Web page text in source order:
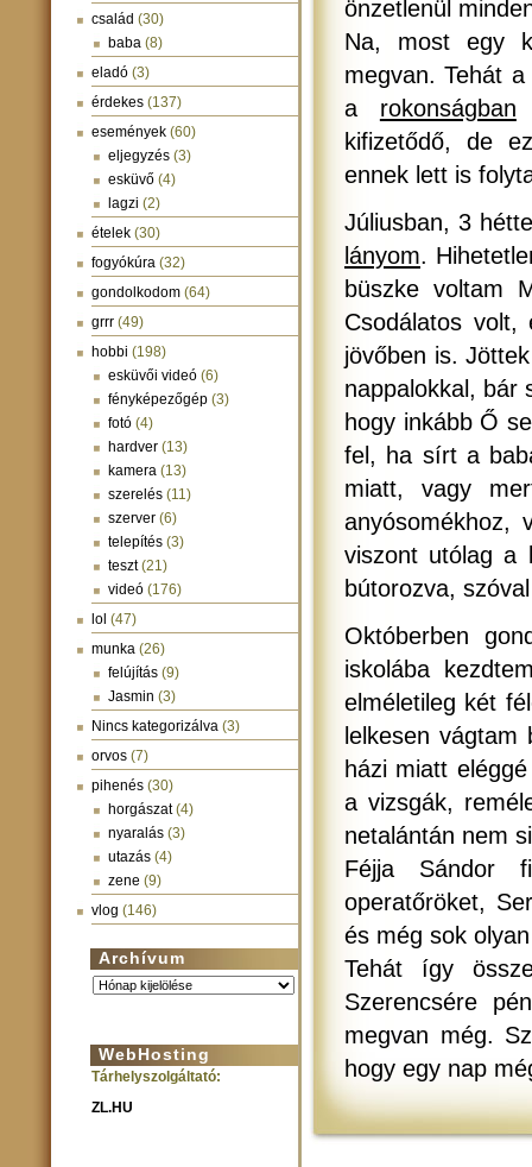
család (30)
baba (8)
eladó (3)
érdekes (137)
események (60)
eljegyzés (3)
esküvő (4)
lagzi (2)
ételek (30)
fogyókúra (32)
gondolkodom (64)
grrr (49)
hobbi (198)
esküvői videó (6)
fényképezőgép (3)
fotó (4)
hardver (13)
kamera (13)
szerelés (11)
szerver (6)
telepítés (3)
teszt(21)
videó (176)
lol (47)
munka (26)
felújítás (9)
Jasmin (3)
Nincs kategorizálva (3)
orvos (7)
pihenés (30)
horgászat(4)
nyaralás (3)
utazás (4)
zene (9)
vlog (146)
Archívum
Archívum
WebHosting
Tárhelyszolgáltató:
ZL.HU
önzetlenül
Na, most egy
megvan. Tehát
a rokonságban
kifizetődő, de
ennek lett is
Júliusban, 3
lányom.
büszke voltam
Csodálatos
jövőben is.
nappalokkal, bár
hogy inkább Ő
fel, ha sírt a
miatt, vagy
anyósomékhoz,
viszont utólag a
bútorozva,
Októberben
iskolába
elméletileg két
lelkesen
házi miatt
a vizsgák,
netalántán nem
Féjja Sándor
operatőröket,
és még sok
Tehát így
Szerencsére
megvan még.
hogy egy nap